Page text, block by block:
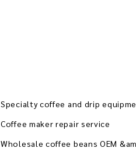
Specialty coffee and drip
Coffee maker repair service